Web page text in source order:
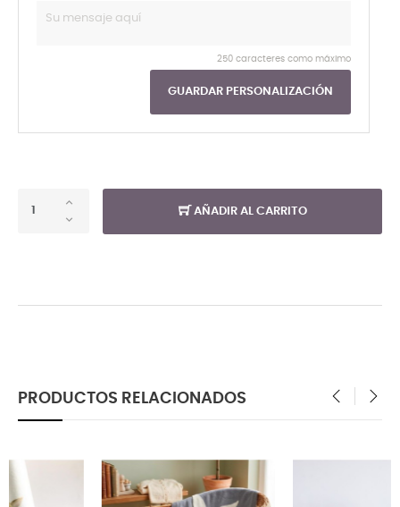
250 caracteres como máximo
GUARDAR PERSONALIZACIÓN
AÑADIR AL CARRITO
PRODUCTOS RELACIONADOS